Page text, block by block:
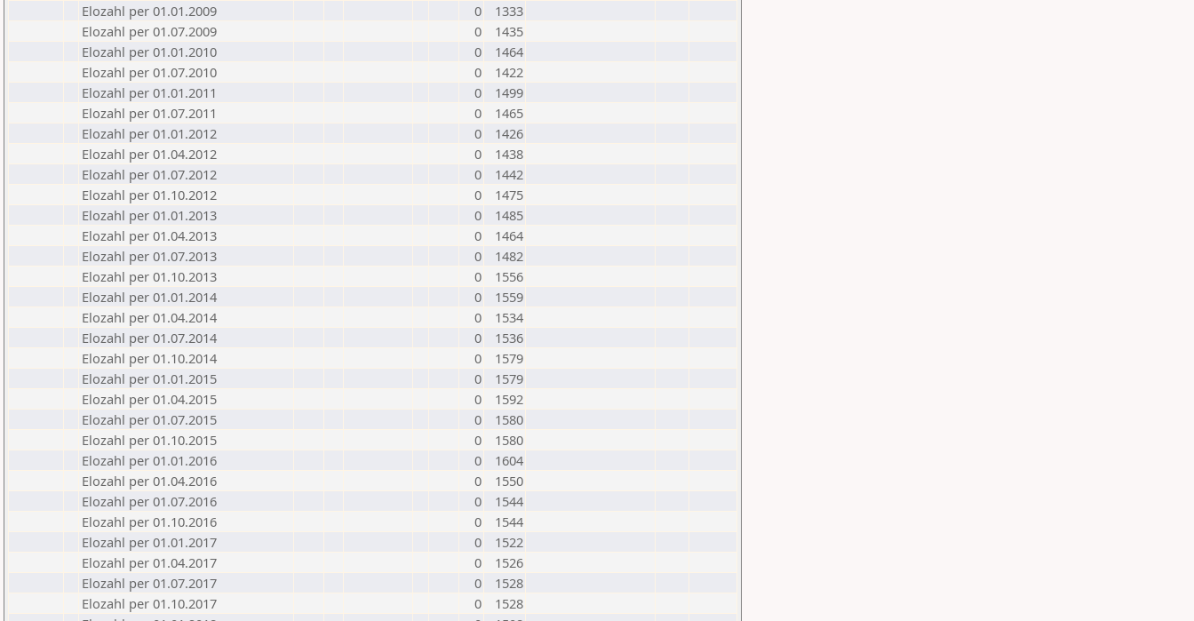
Elozahl per 01.01.2009
0
1333
Elozahl per 01.07.2009
0
1435
Elozahl per 01.01.2010
0
1464
Elozahl per 01.07.2010
0
1422
Elozahl per 01.01.2011
0
1499
Elozahl per 01.07.2011
0
1465
Elozahl per 01.01.2012
0
1426
Elozahl per 01.04.2012
0
1438
Elozahl per 01.07.2012
0
1442
Elozahl per 01.10.2012
0
1475
Elozahl per 01.01.2013
0
1485
Elozahl per 01.04.2013
0
1464
Elozahl per 01.07.2013
0
1482
Elozahl per 01.10.2013
0
1556
Elozahl per 01.01.2014
0
1559
Elozahl per 01.04.2014
0
1534
Elozahl per 01.07.2014
0
1536
Elozahl per 01.10.2014
0
1579
Elozahl per 01.01.2015
0
1579
Elozahl per 01.04.2015
0
1592
Elozahl per 01.07.2015
0
1580
Elozahl per 01.10.2015
0
1580
Elozahl per 01.01.2016
0
1604
Elozahl per 01.04.2016
0
1550
Elozahl per 01.07.2016
0
1544
Elozahl per 01.10.2016
0
1544
Elozahl per 01.01.2017
0
1522
Elozahl per 01.04.2017
0
1526
Elozahl per 01.07.2017
0
1528
Elozahl per 01.10.2017
0
1528